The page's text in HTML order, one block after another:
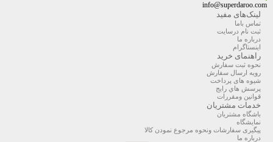
info@superdaroo.com
لینک‌های مفید
تماس باما
ثبت نام درسایت
درباره ما
اینستاگرام
راهنمای خرید
نحوه ثبت سفارش
رویه ارسال سفارش
شیوه های پرداخت
پرسش هاي رايج
قوانین ومقررات
خدمات مشتریان
باشگاه مشتریان
نمایشگاه
پیگیری سفارشات ونحوه مرجوع نمودن کالا
درباره ما